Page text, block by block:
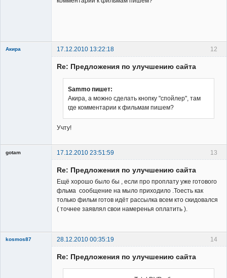
12
Акира 17.12.2010 13:22:18
Re: Предложения по улучшению сайта
Sammo пишет:
Акира, а можно сделать кнопку "спойлер", там
где комментарии к фильмам пишем?
Учту!
13
gotam
17.12.2010 23:51:59
Re: Предложения по улучшению сайта
Ещё хорошо было бы , если про проплату уже готового
фльма сообщение на мыло приходило .Тоесть как
только фильм готов идёт рассылка всем кто скидовался
( точнее заявлял свои намеренья оплатить ).
14
kosmos87 28.12.2010 00:35:19
Re: Предложения по улучшению сайта